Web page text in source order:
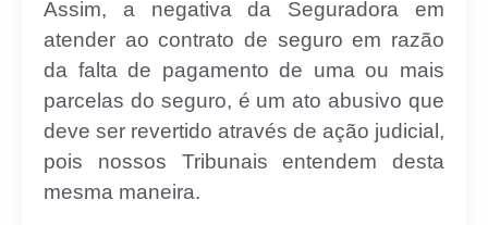
Assim, a negativa da Seguradora em
atender ao contrato de seguro em razão
da falta de pagamento de uma ou mais
parcelas do seguro, é um ato abusivo que
deve ser revertido através de ação judicial,
pois nossos Tribunais entendem desta
mesma maneira.